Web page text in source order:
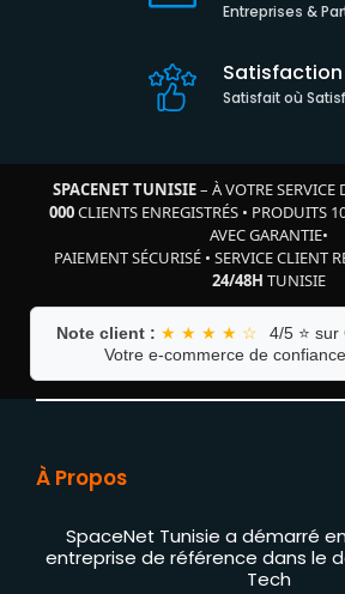
Entreprises &
Satisfait où
SPACENET TUNISIE– À VOTRE SERVICE
000CLIENTS ENREGISTRÉS• PRODUITS
AVEC GARANTIE•
PAIEMENT SÉCURISÉ • SERVICE CLIENT
24/48H TUNISIE
Note client : ★ ★ ★ ★ ☆
4/5 ⭐
Votre e-commerce de
À Propos
SpaceNet Tunisie a démarré
entreprise de référence dans le
Tech